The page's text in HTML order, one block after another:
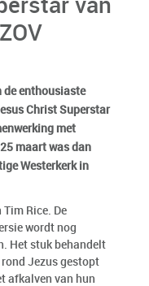
van
de enthousiaste
Christ Superstar
met
maart was dan
Westerkerk in
Rice. De
wordt nog
Het stuk behandelt
Jezus gestopt
afkalven van hun